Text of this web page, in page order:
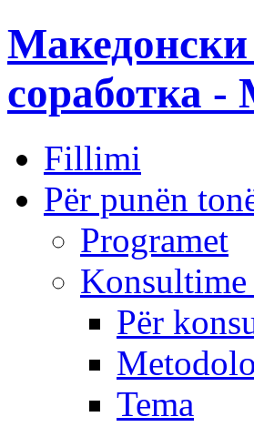
Македонски
соработка
Fillimi
Për punën
Programet
Për
Tema